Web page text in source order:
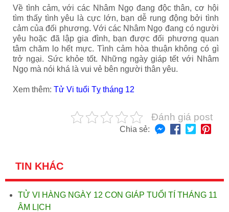
Về tình cảm, với các Nhâm Ngọ đang độc thân, cơ hội
tìm thấy tình yêu là cực lớn, bạn dễ rung động bởi tình
cảm của đối phương. Với các Nhâm Ngọ đang có người
yêu hoặc đã lập gia đình, bạn được đối phương quan
tâm chăm lo hết mực. Tình cảm hòa thuận không có gì
trở ngại. Sức khỏe tốt. Những ngày giáp tết với Nhâm
Ngọ mà nói khá là vui vẻ bên người thân yêu.
Xem thêm: Tử Vi tuổi Tỵ tháng 12
Đánh giá post
Chia sẻ:
TIN KHÁC
TỬ VI HÀNG NGÀY 12 CON GIÁP TUỔI TÍ THÁNG 11
ÂM LỊCH